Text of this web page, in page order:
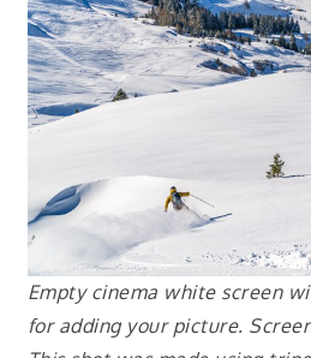
Empty cinema white screen
for adding your picture.